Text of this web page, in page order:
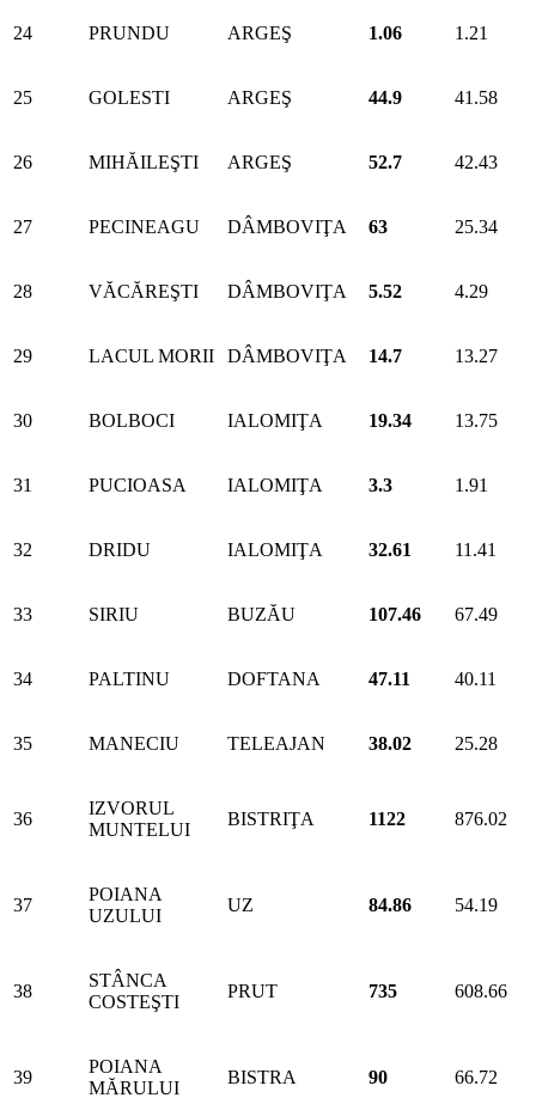
24 PRUNDU ARGEŞ 1.06 1.21
25 GOLESTI ARGEŞ 44.9 41.58
26 MIHĂILEŞTI ARGEŞ 52.7 42.43
27 PECINEAGU DÂMBOVIŢA 63 25.34
28 VĂCĂREŞTI DÂMBOVIŢA 5.52 4.29
29 LACUL MORII DÂMBOVIŢA 14.7 13.27
30 BOLBOCI IALOMIŢA 19.34 13.75
31 PUCIOASA IALOMIŢA 3.3 1.91
32 DRIDU IALOMIŢA 32.61 11.41
33 SIRIU BUZĂU 107.46 67.49
34 PALTINU DOFTANA 47.11 40.11
35 MANECIU TELEAJAN 38.02 25.28
36
IZVORUL
MUNTELUI
BISTRIŢA 1122 876.02
37
POIANA
UZULUI
UZ 84.86 54.19
38
STÂNCA
COSTEŞTI
PRUT 735 608.66
39
POIANA
MĂRULUI
BISTRA 90 66.72